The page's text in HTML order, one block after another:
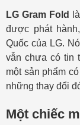
LG Gram Fold
được phát
Quốc của LG.
vẫn chưa có tin
một sản phẩm
những thay đổi
Một chiếc